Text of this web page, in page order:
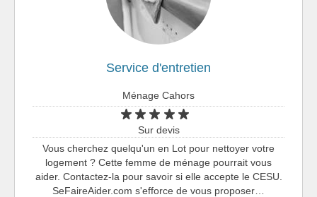
Service d'entretien
Ménage Cahors
Sur devis
Vous cherchez quelqu'un en Lot pour nettoyer votre
logement ? Cette femme de ménage pourrait vous
aider. Contactez-la pour savoir si elle accepte le CESU.
SeFaireAider.com s'efforce de vous proposer…